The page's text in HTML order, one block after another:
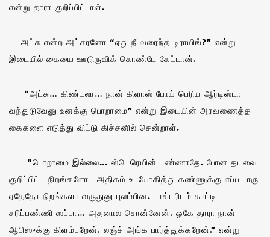
என்று தாரா குறிப்பிட்டாள்.
அட்சு என்ற அட்சரனோ “ஏது நீ வரைந்த டிராயிங்?” என்று
இடையில் கையை ஊடுருவிக் கொண்டே கேட்டான்.
“அட்சு… கிண்டலா… நான் கிளாஸ் போய் பெரிய ஆர்டிஸ்டா
வந்துடுவேனு உனக்கு பொறாமை” என்று இடையின் அரவணைத்த
கைகளை எடுத்து விட்டு கிச்சனில் சென்றாள்.
“பொறாமை இல்லை… ஸ்டெரெயின் பண்ணாதே. போன தடவை
குறிப்பிட்ட நிறங்களோட அதிகம் உபயோகித்து கண்ணுக்கு எப்ப பாரு
ஏதேதோ நிறங்களா வருதுனு புலம்பின. டாக்டரிடம் காட்டி
சரிப்பண்ணி ஸப்பா… அதனால சொன்னேன். ஓகே தாரா நான்
ஆபிஸுக்கு கிளம்பறேன். லஞ்ச் அங்க பார்த்துக்கறேன்.” என்று